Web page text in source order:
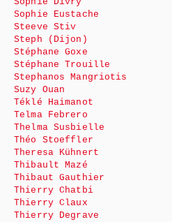
Sophie Eustache
Steeve Stiv
Steph (Dijon)
Stéphane Goxe
Stéphane Trouille
Stephanos Mangriotis
Suzy Ouan
Téklé Haimanot
Telma Febrero
Thelma Susbielle
Théo Stoeffler
Theresa Kühnert
Thibault Mazé
Thibaut Gauthier
Thierry Chatbi
Thierry Claux
Thierry Degrave